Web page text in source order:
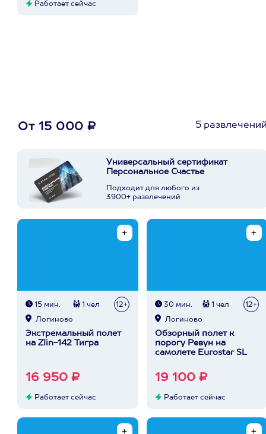
Работает сейчас
От 15 000 ₽ 5
Универсальный сертификат
Персональное Счастье
Подходит для любого из
3900+ развлечений
15 мин. 1 чел 12+
Логиново
Экстремальный полет
на Zlin-142 Тигра
16 950 ₽
Работает сейчас
30 мин. 1 чел 12+
Логиново
Обзорный полет к
порогу Ревун на
самолете Eurostar SL
19 100 ₽
Работает сейчас